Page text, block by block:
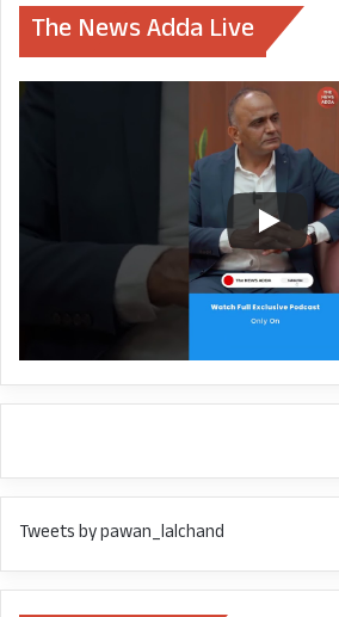
पर कार्यवाही की। भर्ती
को हटाया और मामले
एसआईटी का गठन किया।
हां यह सत्य है कि घोटाले
एक भाजपाई निकला, अब
FIR दर्ज हुई और उसका बाद
दफा कर दिया गया है,
नाम पर रद्द कर दिया
व्यक्ति था निश्चित तौर पर
होगा! क्योंकि उस समय
मामले को रफा-दफा
हाकम सिंह उसी समय जेल
शायद घोटाले का जो स्वरूप
रहा है, वह स्वरूप नहीं दिखाई
The News Adda Live
Tweets by pawan_lalchand